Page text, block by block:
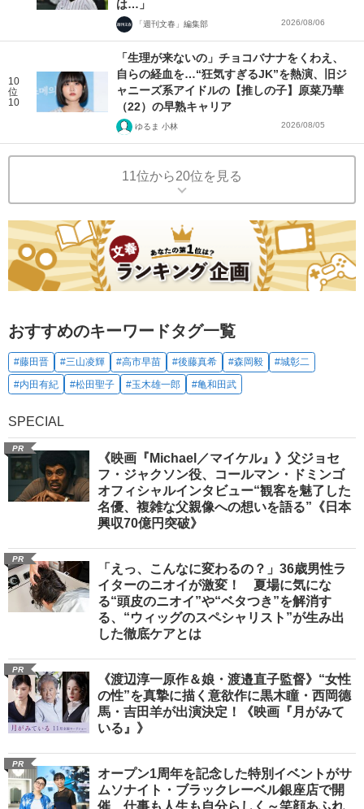
は…」
「週刊文春」編集部 2026/08/06
10
位
10
「生理が来ないの」チョコバナナをくわえ、
自らの経血を…“狂気すぎるJK”を熱演、旧ジ
ャニーズ系アイドルの【推しの子】原菜乃華
（22）の早熟キャリア
ゆるま 小林 2026/08/05
11位から20位を見る
おすすめのキーワードタグ一覧
#藤田晋 #三山凌輝 #高市早苗 #後藤真希 #森岡毅
#城彰二
#内田有紀
#松田聖子 #玉木雄一郎 #亀和田武
SPECIAL
PR
《映画『Michael／マイケル』》父ジョセ
フ・ジャクソン役、コールマン・ドミンゴ
オフィシャルインタビュー“観客を魅了した
名優、複雑な父親像への想いを語る”《日本
興収70億円突破》
PR
「えっ、こんなに変わるの？」36歳男性ラ
イターのニオイが激変！ 夏場に気にな
る“頭皮のニオイ”や“ベタつき”を解消す
る、“ウィッグのスペシャリスト”が生み出
した徹底ケアとは
PR
《渡辺淳一原作＆娘・渡邉直子監督》“女性
の性”を真摯に描く意欲作に黒木瞳・西岡德
馬・吉田羊が出演決定！《映画『月がみて
いる』》
PR
オープン1周年を記念した特別イベントがサ
ムソナイト・ブラックレーベル銀座店で開